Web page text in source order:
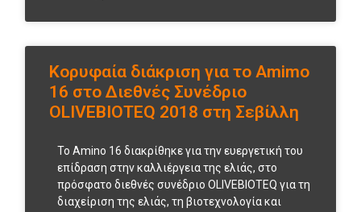
Κορυφαία διάκριση για το Amimo
16 στο Διεθνές Συνέδριο
ΟLIVEBIΟTEQ 2018 στη Σεβίλλη
Το Amino 16 διακρίθηκε για την ευεργετική του
επίδραση στην καλλιέργεια της ελιάς, στο
πρόσφατο διεθνές συνέδριο OLIVEBIOTEQ για τη
διαχείριση της ελιάς, τη βιοτεχνολογία και